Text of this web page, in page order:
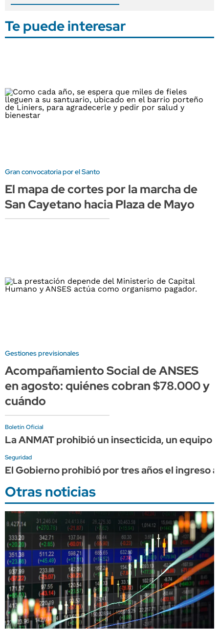
Te puede interesar
Gran convocatoria por el Santo
El mapa de cortes por la marcha de
San Cayetano hacia Plaza de Mayo
Gestiones previsionales
Acompañamiento Social de ANSES
en agosto: quiénes cobran $78.000 y
cuándo
Boletín Oficial
La ANMAT prohibió un insecticida, un
Seguridad
El Gobierno prohibió por tres años el ingreso
Otras noticias